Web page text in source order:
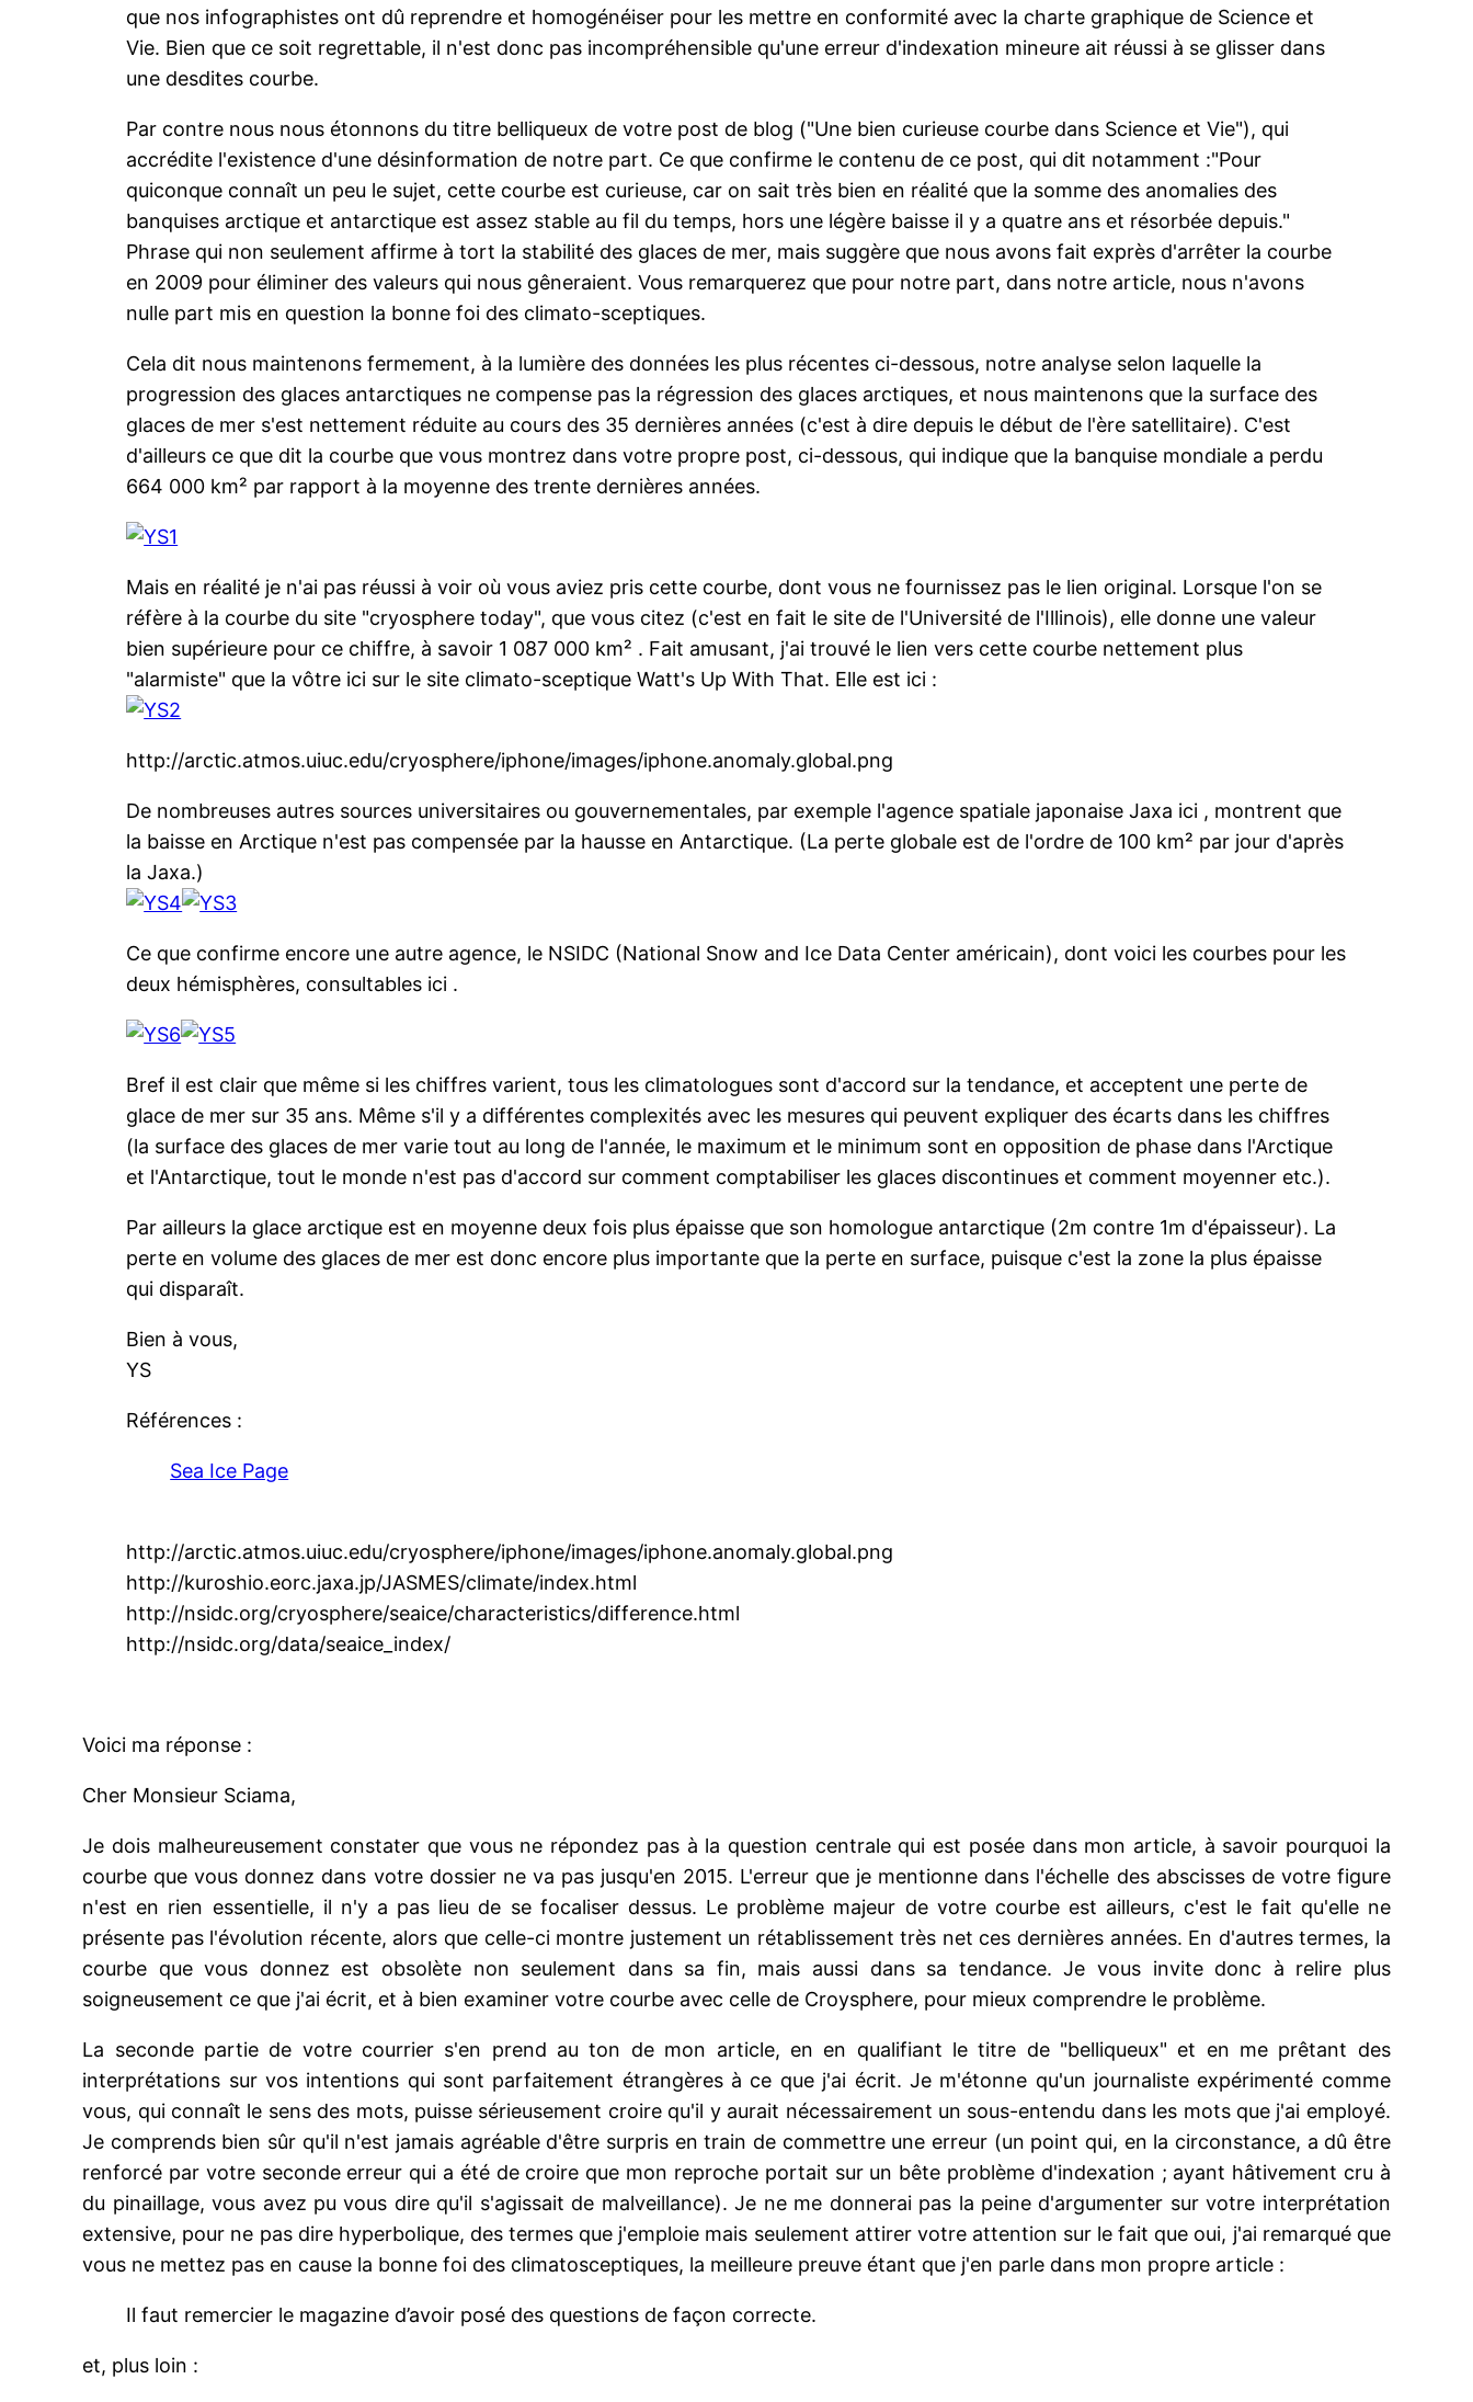
que nos infographistes ont dû reprendre et homogénéiser pour les mettre en conformité avec la charte graphique de Science et
Vie. Bien que ce soit regrettable, il n'est donc pas incompréhensible qu'une erreur d'indexation mineure ait réussi à se glisser dans
une desdites courbe.
Par contre nous nous étonnons du titre belliqueux de votre post de blog ("Une bien curieuse courbe dans Science et Vie"), qui
accrédite l'existence d'une désinformation de notre part. Ce que confirme le contenu de ce post, qui dit notamment :"Pour
quiconque connaît un peu le sujet, cette courbe est curieuse, car on sait très bien en réalité que la somme des anomalies des
banquises arctique et antarctique est assez stable au fil du temps, hors une légère baisse il y a quatre ans et résorbée depuis."
Phrase qui non seulement affirme à tort la stabilité des glaces de mer, mais suggère que nous avons fait exprès d'arrêter la courbe
en 2009 pour éliminer des valeurs qui nous gêneraient. Vous remarquerez que pour notre part, dans notre article, nous n'avons
nulle part mis en question la bonne foi des climato-sceptiques.
Cela dit nous maintenons fermement, à la lumière des données les plus récentes ci-dessous, notre analyse selon laquelle la
progression des glaces antarctiques ne compense pas la régression des glaces arctiques, et nous maintenons que la surface des
glaces de mer s'est nettement réduite au cours des 35 dernières années (c'est à dire depuis le début de l'ère satellitaire). C'est
d'ailleurs ce que dit la courbe que vous montrez dans votre propre post, ci-dessous, qui indique que la banquise mondiale a perdu
664 000 km² par rapport à la moyenne des trente dernières années.
Mais en réalité je n'ai pas réussi à voir où vous aviez pris cette courbe, dont vous ne fournissez pas le lien original. Lorsque l'on se
réfère à la courbe du site "cryosphere today", que vous citez (c'est en fait le site de l'Université de l'Illinois), elle donne une valeur
bien supérieure pour ce chiffre, à savoir 1 087 000 km² . Fait amusant, j'ai trouvé le lien vers cette courbe nettement plus
"alarmiste" que la vôtre ici sur le site climato-sceptique Watt's Up With That. Elle est ici :
http://arctic.atmos.uiuc.edu/cryosphere/iphone/images/iphone.anomaly.global.png
De nombreuses autres sources universitaires ou gouvernementales, par exemple l'agence spatiale japonaise Jaxa ici , montrent que
la baisse en Arctique n'est pas compensée par la hausse en Antarctique. (La perte globale est de l'ordre de 100 km² par jour d'après
la Jaxa.)
Ce que confirme encore une autre agence, le NSIDC (National Snow and Ice Data Center américain), dont voici les courbes pour les
deux hémisphères, consultables ici .
Bref il est clair que même si les chiffres varient, tous les climatologues sont d'accord sur la tendance, et acceptent une perte de
glace de mer sur 35 ans. Même s'il y a différentes complexités avec les mesures qui peuvent expliquer des écarts dans les chiffres
(la surface des glaces de mer varie tout au long de l'année, le maximum et le minimum sont en opposition de phase dans l'Arctique
et l'Antarctique, tout le monde n'est pas d'accord sur comment comptabiliser les glaces discontinues et comment moyenner etc.).
Par ailleurs la glace arctique est en moyenne deux fois plus épaisse que son homologue antarctique (2m contre 1m d'épaisseur). La
perte en volume des glaces de mer est donc encore plus importante que la perte en surface, puisque c'est la zone la plus épaisse
qui disparaît.
Bien à vous,
YS
Références :
Sea Ice Page
http://arctic.atmos.uiuc.edu/cryosphere/iphone/images/iphone.anomaly.global.png
http://kuroshio.eorc.jaxa.jp/JASMES/climate/index.html
http://nsidc.org/cryosphere/seaice/characteristics/difference.html
http://nsidc.org/data/seaice_index/
Voici ma réponse :
Cher Monsieur Sciama,
Je dois malheureusement constater que vous ne répondez pas à la question centrale qui est posée dans mon article, à savoir pourquoi la
courbe que vous donnez dans votre dossier ne va pas jusqu'en 2015. L'erreur que je mentionne dans l'échelle des abscisses de votre figure
n'est en rien essentielle, il n'y a pas lieu de se focaliser dessus. Le problème majeur de votre courbe est ailleurs, c'est le fait qu'elle ne
présente pas l'évolution récente, alors que celle-ci montre justement un rétablissement très net ces dernières années. En d'autres termes, la
courbe que vous donnez est obsolète non seulement dans sa fin, mais aussi dans sa tendance. Je vous invite donc à relire plus
soigneusement ce que j'ai écrit, et à bien examiner votre courbe avec celle de Croysphere, pour mieux comprendre le problème.
La seconde partie de votre courrier s'en prend au ton de mon article, en en qualifiant le titre de "belliqueux" et en me prêtant des
interprétations sur vos intentions qui sont parfaitement étrangères à ce que j'ai écrit. Je m'étonne qu'un journaliste expérimenté comme
vous, qui connaît le sens des mots, puisse sérieusement croire qu'il y aurait nécessairement un sous-entendu dans les mots que j'ai employé.
Je comprends bien sûr qu'il n'est jamais agréable d'être surpris en train de commettre une erreur (un point qui, en la circonstance, a dû être
renforcé par votre seconde erreur qui a été de croire que mon reproche portait sur un bête problème d'indexation ; ayant hâtivement cru à
du pinaillage, vous avez pu vous dire qu'il s'agissait de malveillance). Je ne me donnerai pas la peine d'argumenter sur votre interprétation
extensive, pour ne pas dire hyperbolique, des termes que j'emploie mais seulement attirer votre attention sur le fait que oui, j'ai remarqué que
vous ne mettez pas en cause la bonne foi des climatosceptiques, la meilleure preuve étant que j'en parle dans mon propre article :
Il faut remercier le magazine d’avoir posé des questions de façon correcte.
et, plus loin :